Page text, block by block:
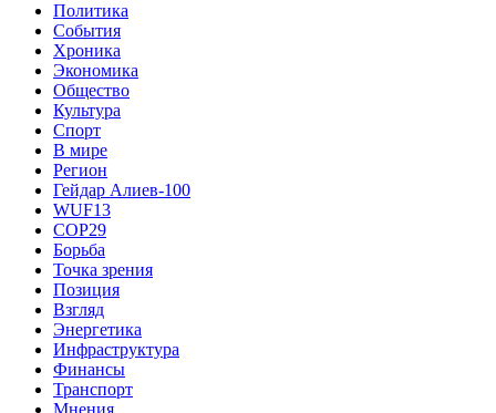
Политика
События
Хроника
Экономика
Общество
Культура
Спорт
В мире
Регион
Гейдар Алиев-100
WUF13
COP29
Борьба
Точка зрения
Позиция
Взгляд
Энергетика
Инфраструктура
Финансы
Транспорт
Мнения